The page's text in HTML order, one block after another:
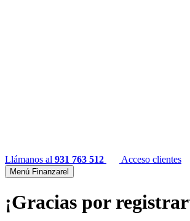
Llámanos al 931 763 512 Acceso clientes
Menú Finanzarel
¡Gracias por